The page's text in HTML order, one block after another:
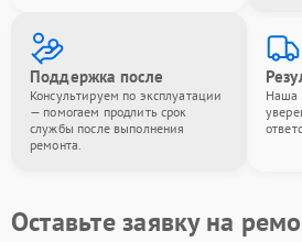
Поддержка после
Консультируем по эксплуатации
— помогаем продлить срок
службы после выполнения
ремонта.
Наша
Оставьте заявку на